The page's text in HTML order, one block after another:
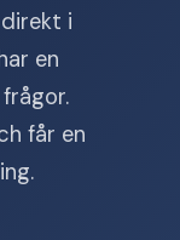
i
en
får en